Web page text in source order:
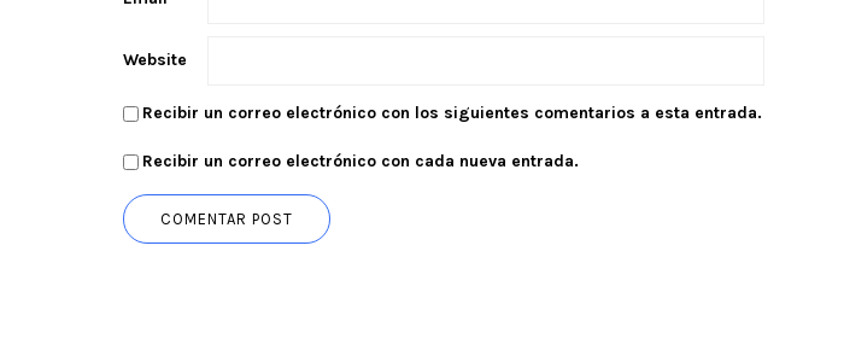
Website
Recibir un correo electrónico con los siguientes comentarios a esta entrada.
Recibir un correo electrónico con cada nueva entrada.